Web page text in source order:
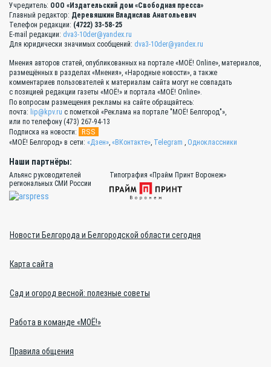
Учредитель: ООО «Издательский дом «Свободная пресса»
Главный редактор: Деревяшкин Владислав Анатольевич
Телефон редакции: (4722) 33-58-25
E-mail редакции: dva3-10der@yandex.ru
Для юридически значимых сообщений: dva3-10der@yandex.ru
Мнения авторов статей, опубликованных на портале «МОЁ! Online», материалов,
размещённых в разделах «Мнения», «Народные новости», а также
комментариев пользователей к материалам сайта могут не совпадать
с позицией редакции газеты «МОЁ!» и портала «МОЁ! Online».
По вопросам размещения рекламы на сайте обращайтесь:
почта: lip@kpv.ru с пометкой «Реклама на портале "МОЁ! Белгород"»,
или по телефону (473) 267-94-13
Подписка на новости:
RSS
«МОЁ! Белгород» в сети: «Дзен», «ВКонтакте», Telegram , Одноклассники
Наши партнёры:
Альянс руководителей
региональных СМИ России
Типография «Прайм Принт Воронеж»
Новости Белгорода и Белгородской области сегодня
Карта сайта
Сад и огород весной: полезные советы
Работа в команде «МОЁ!»
Правила общения